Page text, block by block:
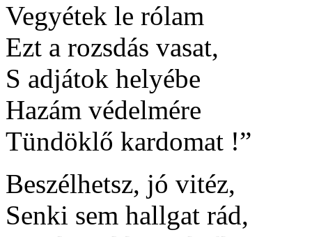
Vegyétek le rólam
Ezt a rozsdás vasat,
S adjátok helyébe
Hazám védelmére
Tündöklő kardomat !”
Beszélhetsz, jó vitéz,
Senki sem hallgat rád,